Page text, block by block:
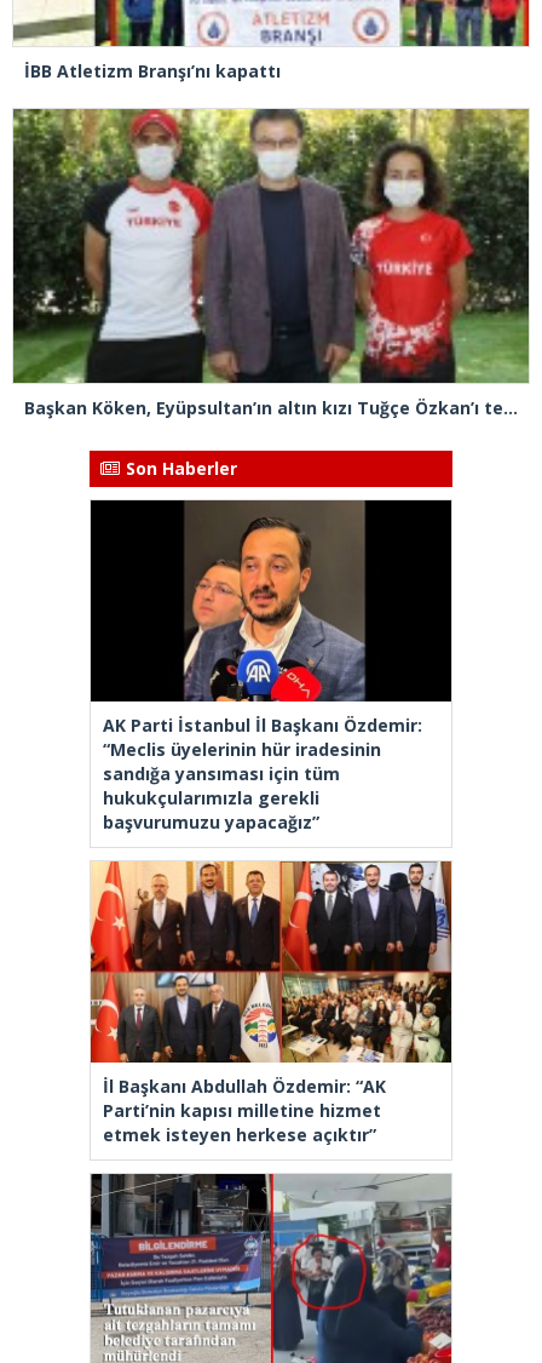
İBB Atletizm Branşı’nı kapattı
Başkan Köken, Eyüpsultan’ın altın kızı Tuğçe Özkan’ı tebrik etti
Son Haberler
AK Parti İstanbul İl Başkanı Özdemir:
“Meclis üyelerinin hür iradesinin
sandığa yansıması için tüm
hukukçularımızla gerekli
başvurumuzu yapacağız”
İl Başkanı Abdullah Özdemir: “AK
Parti’nin kapısı milletine hizmet
etmek isteyen herkese açıktır”